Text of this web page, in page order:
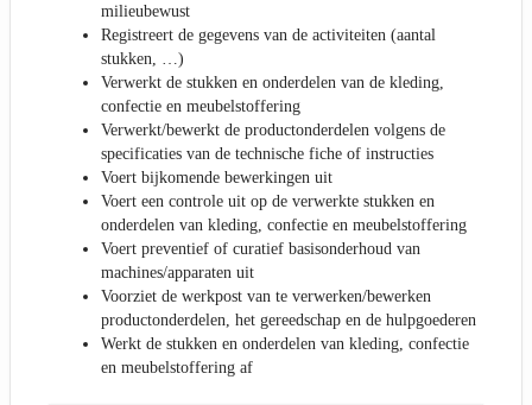
milieubewust
Registreert de gegevens van de activiteiten (aantal
stukken, …)
Verwerkt de stukken en onderdelen van de kleding,
confectie en meubelstoffering
Verwerkt/bewerkt de productonderdelen volgens de
specificaties van de technische fiche of instructies
Voert bijkomende bewerkingen uit
Voert een controle uit op de verwerkte stukken en
onderdelen van kleding, confectie en meubelstoffering
Voert preventief of curatief basisonderhoud van
machines/apparaten uit
Voorziet de werkpost van te verwerken/bewerken
productonderdelen, het gereedschap en de hulpgoederen
Werkt de stukken en onderdelen van kleding, confectie
en meubelstoffering af